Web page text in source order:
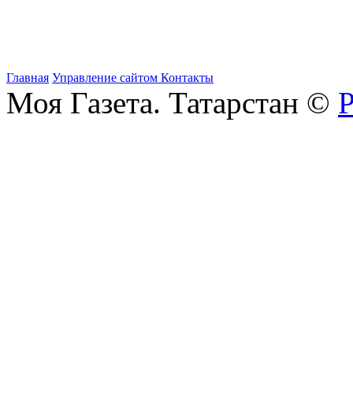
Главная Управление сайтом Контакты
Моя Газета. Татарстан ©